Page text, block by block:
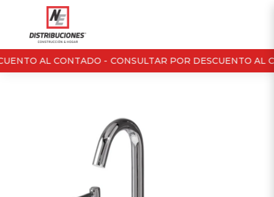
AL CONTADO - CONSULTAR POR DESCUENTO AL